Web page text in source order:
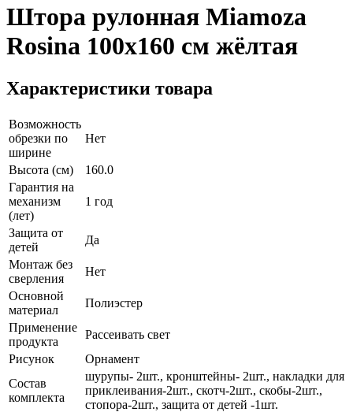
Штора рулонная Miamoza
Rosina 100x160 см жёлтая
Характеристики товара
Возможность
обрезки по
ширине
Нет
Высота (см)
160.0
Гарантия на
механизм
(лет)
1 год
Защита от
детей
Да
Монтаж без
сверления
Нет
Основной
материал
Полиэстер
Применение
продукта
Рассеивать свет
Рисунок
Орнамент
Состав
комплекта
шурупы- 2шт., кронштейны- 2шт., накладки для
приклеивания-2шт., скотч-2шт., скобы-2шт.,
стопора-2шт., защита от детей -1шт.